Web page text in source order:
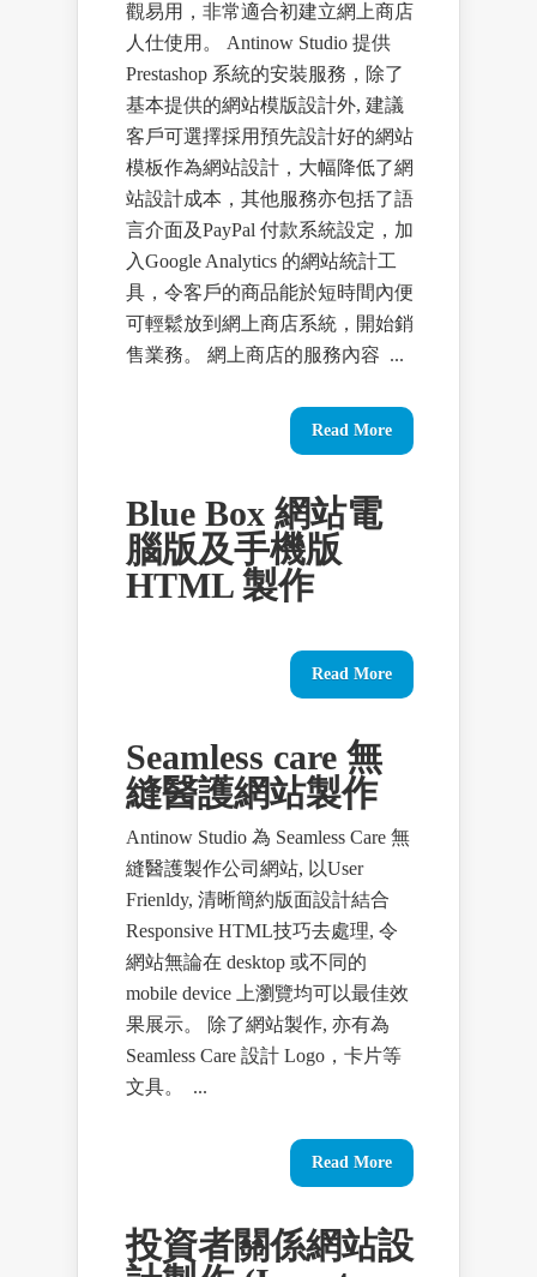
觀易用，非常適合初建立網上商店
人仕使用。 Antinow Studio 提供
Prestashop 系統的安裝服務，除了
基本提供的網站模版設計外, 建議
客戶可選擇採用預先設計好的網站
模板作為網站設計，大幅降低了網
站設計成本，其他服務亦包括了語
言介面及PayPal 付款系統設定，加
入Google Analytics 的網站統計工
具，令客戶的商品能於短時間內便
可輕鬆放到網上商店系統，開始銷
售業務。 網上商店的服務內容 ...
Read More
Blue Box 網站電
腦版及手機版
HTML 製作
Read More
Seamless care 無
縫醫護網站製作
Antinow Studio 為 Seamless Care 無
縫醫護製作公司網站, 以User
Frienldy, 清晰簡約版面設計結合
Responsive HTML技巧去處理, 令
網站無論在 desktop 或不同的
mobile device 上瀏覽均可以最佳效
果展示。 除了網站製作, 亦有為
Seamless Care 設計 Logo，卡片等
文具。 ...
Read More
投資者關係網站設